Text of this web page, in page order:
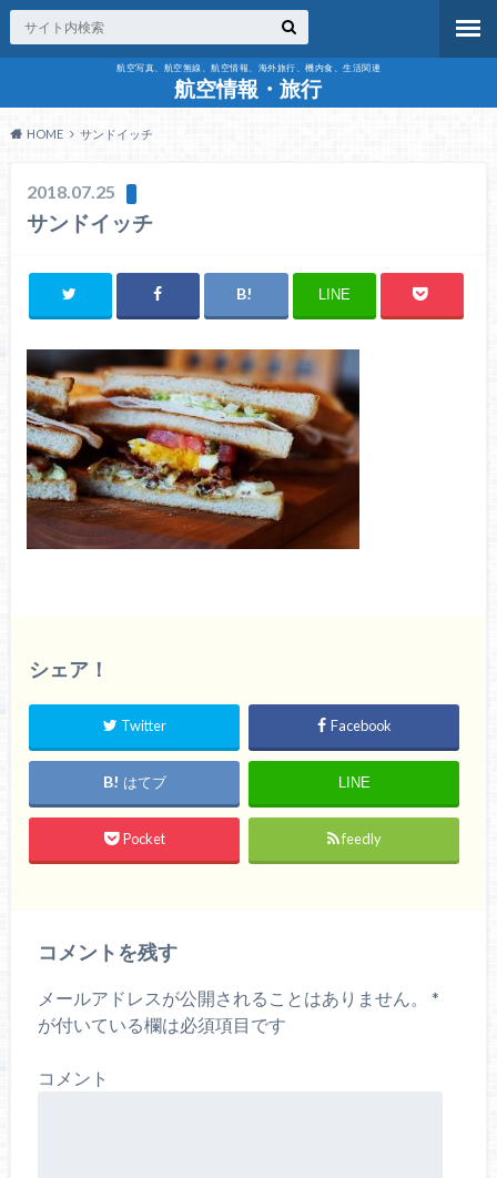
航空写真、航空無線、航空情報、海外旅行、機内食、生活関連
航空情報・旅行
HOME サンドイッチ
2018.07.25
サンドイッチ
LINE
シェア！
Twitter Facebook
はてブ LINE
Pocket feedly
コメントを残す
メールアドレスが公開されることはありません。
*
が付いている欄は必須項目です
コメント